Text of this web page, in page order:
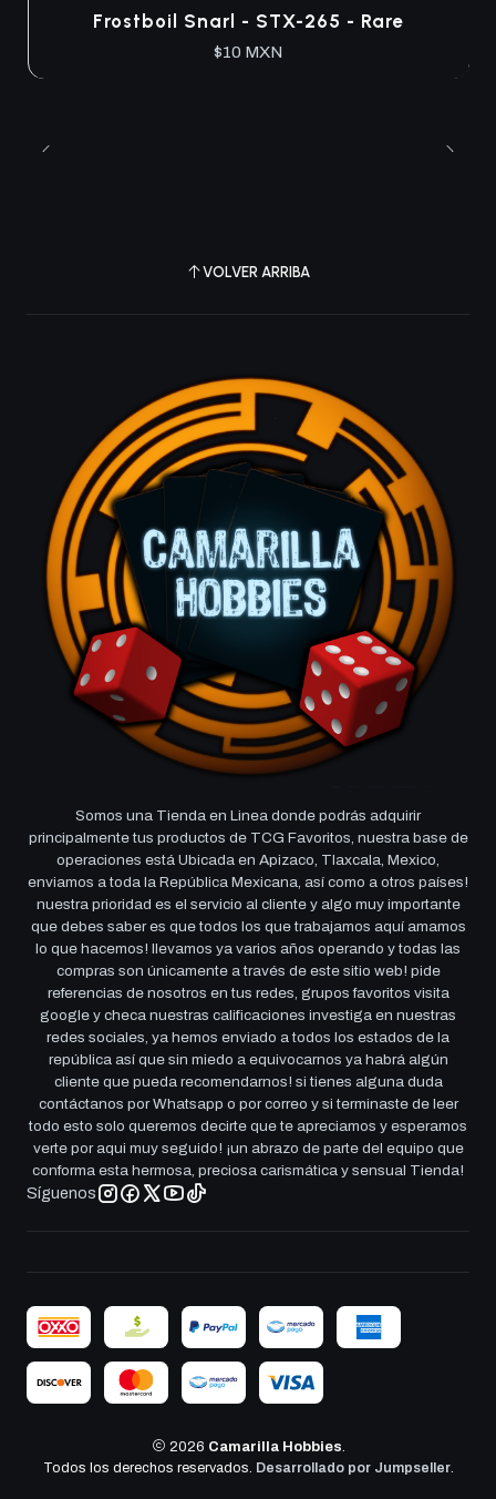
Frostboil Snarl - STX-265 - Rare
$10 MXN
VOLVER ARRIBA
Somos una Tienda en Linea donde podrás adquirir
principalmente tus productos de TCG Favoritos, nuestra base de
operaciones está Ubicada en Apizaco, Tlaxcala, Mexico,
enviamos a toda la República Mexicana, así como a otros países!
nuestra prioridad es el servicio al cliente y algo muy importante
que debes saber es que todos los que trabajamos aquí amamos
lo que hacemos! llevamos ya varios años operando y todas las
compras son únicamente a través de este sitio web! pide
referencias de nosotros en tus redes, grupos favoritos visita
google y checa nuestras calificaciones investiga en nuestras
redes sociales, ya hemos enviado a todos los estados de la
república así que sin miedo a equivocarnos ya habrá algún
cliente que pueda recomendarnos! si tienes alguna duda
contáctanos por Whatsapp o por correo y si terminaste de leer
todo esto solo queremos decirte que te apreciamos y esperamos
verte por aqui muy seguido! ¡un abrazo de parte del equipo que
conforma esta hermosa, preciosa carismática y sensual Tienda!
Síguenos
2026 Camarilla Hobbies.
Todos los derechos reservados. Desarrollado por Jumpseller.